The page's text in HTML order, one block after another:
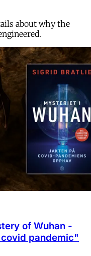
about why the
of Wuhan -
pandemic"